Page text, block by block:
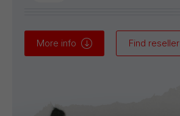
More info Find reseller